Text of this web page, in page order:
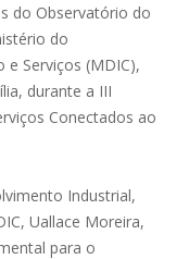
do Observatório do
do
Serviços (MDIC),
durante a III
Conectados ao
Industrial,
Uallace Moreira,
para o